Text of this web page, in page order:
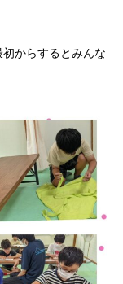
からするとみんな